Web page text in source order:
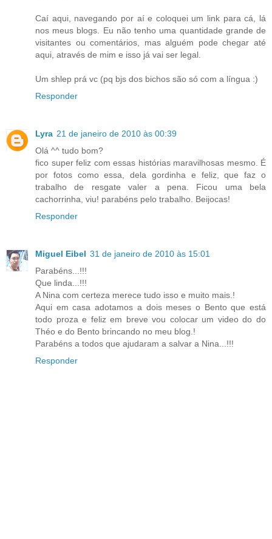
Caí aqui, navegando por aí e coloquei um link para cá, lá
nos meus blogs. Eu não tenho uma quantidade grande de
visitantes ou comentários, mas alguém pode chegar até
aqui, através de mim e isso já vai ser legal.
Um shlep prá vc (pq bjs dos bichos são só com a língua :)
Responder
Lyra 21 de janeiro de 2010 às 00:39
Olá ^^ tudo bom?
fico super feliz com essas histórias maravilhosas mesmo. É
por fotos como essa, dela gordinha e feliz, que faz o
trabalho de resgate valer a pena. Ficou uma bela
cachorrinha, viu! parabéns pelo trabalho. Beijocas!
Responder
Miguel Eibel 31 de janeiro de 2010 às 15:01
Parabéns...!!!
Que linda...!!!
A Nina com certeza merece tudo isso e muito mais.!
Aqui em casa adotamos a dois meses o Bento que está
todo proza e feliz em breve vou colocar um video do do
Théo e do Bento brincando no meu blog.!
Parabéns a todos que ajudaram a salvar a Nina...!!!
Responder